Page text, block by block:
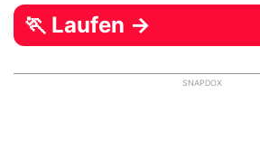
🏃 Laufen →
SNAPDOX